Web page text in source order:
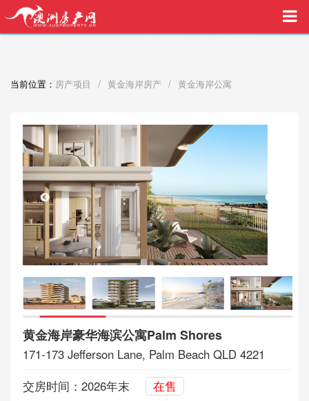
买家中介VIP服务，助您安心购房
当前位置： 房产项目 / 黄金海岸房产 / 黄金海岸公寓
黄金海岸豪华海滨公寓Palm Shores
171-173 Jefferson Lane, Palm Beach QLD 4221
交房时间：2026年末
在售